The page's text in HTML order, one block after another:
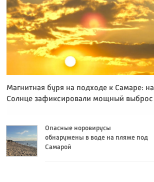
Магнитная буря на подходе к Самаре: на
Солнце зафиксировали мощный выброс
Опасные норовирусы
обнаружены в воде на пляже под
Самарой